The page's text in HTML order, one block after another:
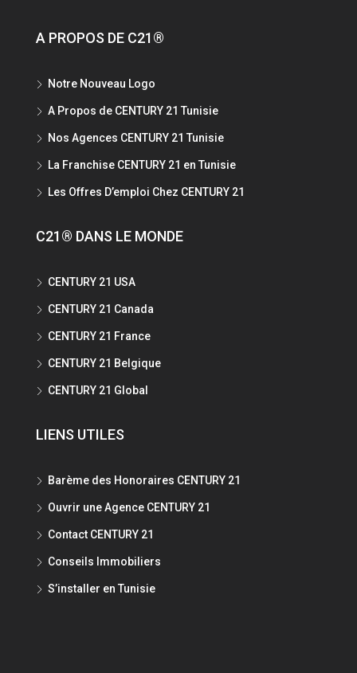
A PROPOS DE C21®
Notre Nouveau Logo
A Propos de CENTURY 21 Tunisie
Nos Agences CENTURY 21 Tunisie
La Franchise CENTURY 21 en Tunisie
Les Offres D’emploi Chez CENTURY 21
C21® DANS LE MONDE
CENTURY 21 USA
CENTURY 21 Canada
CENTURY 21 France
CENTURY 21 Belgique
CENTURY 21 Global
LIENS UTILES
Barème des Honoraires CENTURY 21
Ouvrir une Agence CENTURY 21
Contact CENTURY 21
Conseils Immobiliers
S’installer en Tunisie